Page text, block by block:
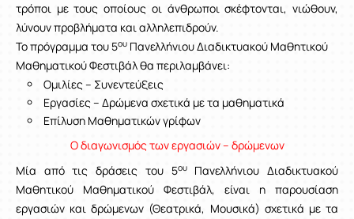
τρόποι με τους οποίους οι άνθρωποι σκέφτονται, νιώθουν,
λύνουν προβλήματα και αλληλεπιδρούν.
Το πρόγραμμα του 5ου Πανελλήνιου Διαδικτυακού Μαθητικού
Μαθηματικού Φεστιβάλ θα περιλαμβάνει:
Ομιλίες – Συνεντεύξεις
Εργασίες – Δρώμενα σχετικά με τα μαθηματικά
Επίλυση Μαθηματικών γρίφων
Ο διαγωνισμός των εργασιών – δρώμενων
Μία από τις δράσεις του 5ουΠανελλήνιου Διαδικτυακού
Μαθητικού Μαθηματικού Φεστιβάλ, είναι η παρουσίαση
εργασιών και δρώμενων (Θεατρικά, Μουσικά) σχετικά με τα